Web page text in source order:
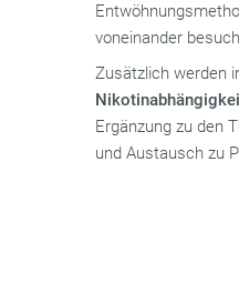
voneinander
Zusätzlich werden
Ergänzung zu den
und Austausch zu